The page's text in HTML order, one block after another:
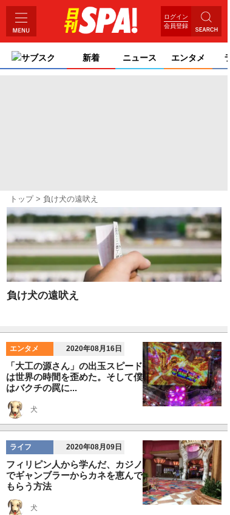
ログイン
会員登録
サブスク 新着 ニュース エンタメ
トップ 負け犬の遠吠え
負け犬の遠吠え
エンタメ 2020年08月16日
「大工の源さん」の出玉スピード
は世界の時間を歪めた。そして僕
はバクチの罠に...
犬
ライフ 2020年08月09日
フィリピン人から学んだ、カジノ
でギャンブラーからカネを恵んで
もらう方法
犬